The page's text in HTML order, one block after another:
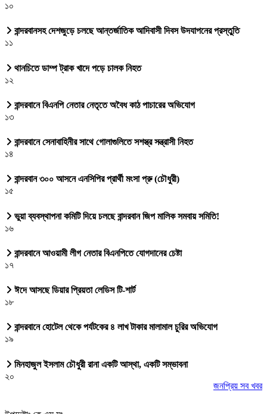
১০
বান্দরবানসহ দেশজুড়ে চলছে আন্তর্জাতিক আদিবাসী দিবস উদযাপনের প্রস্তুতি
১১
থানচিতে ডাম্প ট্রাক খাদে পড়ে চালক নিহত
১২
বান্দরবানে বিএনপি নেতার নেতৃতে অবৈধ কাঠ পাচারের অভিযোগ
১৩
বান্দরবানে সেনাবাহিনীর সাথে গোলাগুলিতে সশস্ত্র সন্ত্রাসী নিহত
১৪
বান্দরবান ৩০০ আসনে এনসিপির প্রার্থী মংসা প্রু (চৌধুরী)
১৫
ভুয়া ব্যবস্থাপনা কমিটি দিয়ে চলছে বান্দরবান জিপ মালিক সমবায় সমিতি!
১৬
বান্দরবানে আওয়ামী লীগ নেতার বিএনপিতে যোগদানের চেষ্টা
১৭
ঈদে আসছে ডিয়ার প্রিয়তা লেডিস টি-শার্ট
১৮
বান্দরবানে হোটেল থেকে পর্যটকের ৪ লাখ টাকার মালামাল চুরির অভিযোগ
১৯
মিনহাজুল ইসলাম চৌধুরী রানা একটি আস্থা, একটি সম্ভাবনা
২০
জনপ্রিয় সব খবর